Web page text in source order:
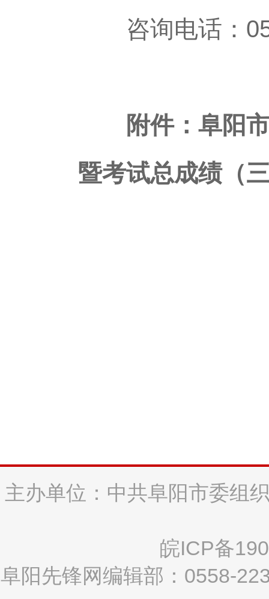
咨询电话：
附件： 阜阳
暨考试总成绩（
主办单位：中共阜阳市委组
皖ICP备
阜阳先锋网编辑部：0558-